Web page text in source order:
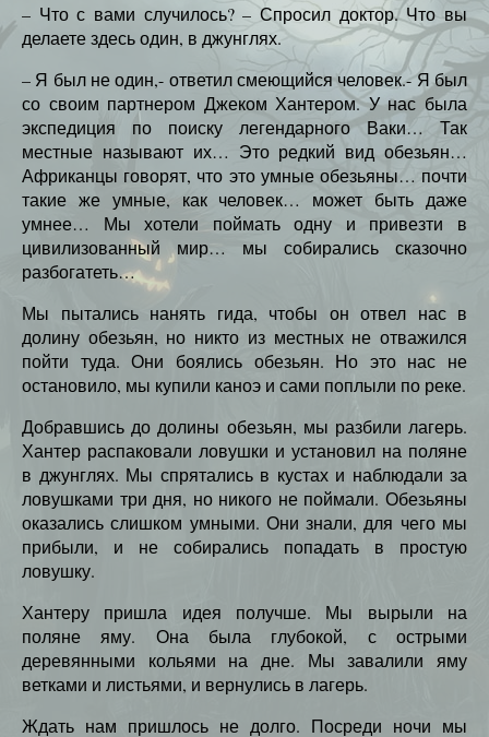
– Что с вами случилось? – Спросил доктор. Что вы
делаете здесь один, в джунглях.
– Я был не один,- ответил смеющийся человек.- Я был
со своим партнером Джеком Хантером. У нас была
экспедиция по поиску легендарного Ваки… Так
местные называют их… Это редкий вид обезьян…
Африканцы говорят, что это умные обезьяны… почти
такие же умные, как человек… может быть даже
умнее… Мы хотели поймать одну и привезти в
цивилизованный мир… мы собирались сказочно
разбогатеть…
Мы пытались нанять гида, чтобы он отвел нас в
долину обезьян, но никто из местных не отважился
пойти туда. Они боялись обезьян. Но это нас не
остановило, мы купили каноэ и сами поплыли по реке.
Добравшись до долины обезьян, мы разбили лагерь.
Хантер распаковали ловушки и установил на поляне
в джунглях. Мы спрятались в кустах и ​​наблюдали за
ловушками три дня, но никого не поймали. Обезьяны
оказались слишком умными. Они знали, для чего мы
прибыли, и не собирались попадать в простую
ловушку.
Хантеру пришла идея получше. Мы вырыли на
поляне яму. Она была глубокой, с острыми
деревянными кольями на дне. Мы завалили яму
ветками и листьями, и вернулись в лагерь.
Ждать нам пришлось не долго. Посреди ночи мы